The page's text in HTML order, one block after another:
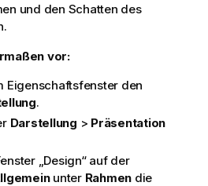
und den Schatten des
vor:
Eigenschaftsfenster den
.
Darstellung > Präsentation
„Design“ auf der
unter Rahmen die